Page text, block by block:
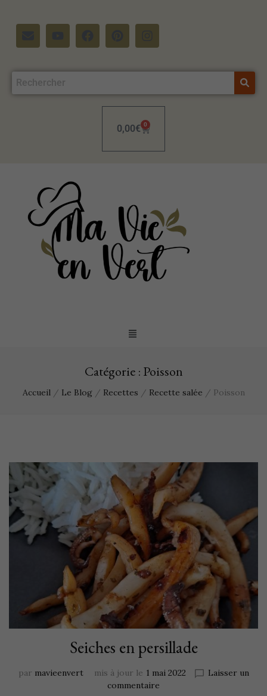
0,00€ 0
Catégorie : Poisson
Accueil / Le Blog / Recettes / Recette salée / Poisson
Seiches en persillade
par mavieenvert mis à jour le 1 mai 2022
Laisser un
commentaire